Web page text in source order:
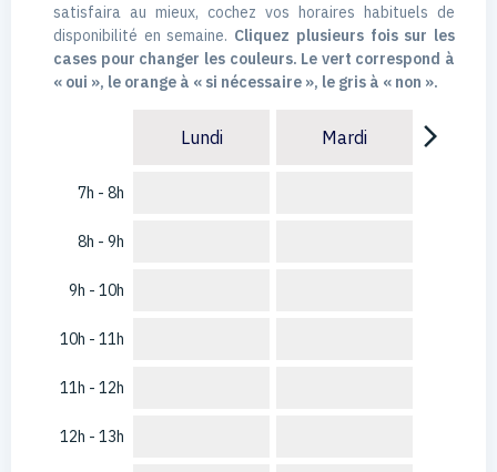
satisfaira au mieux, cochez vos horaires habituels de
disponibilité en semaine. Cliquez plusieurs fois sur les
cases pour changer les couleurs. Le vert correspond à
« oui », le orange à « si nécessaire », le gris à « non ».
7h - 8h
8h - 9h
9h - 10h
10h - 11h
11h - 12h
12h - 13h
Lundi Mardi arrow_forward_ios